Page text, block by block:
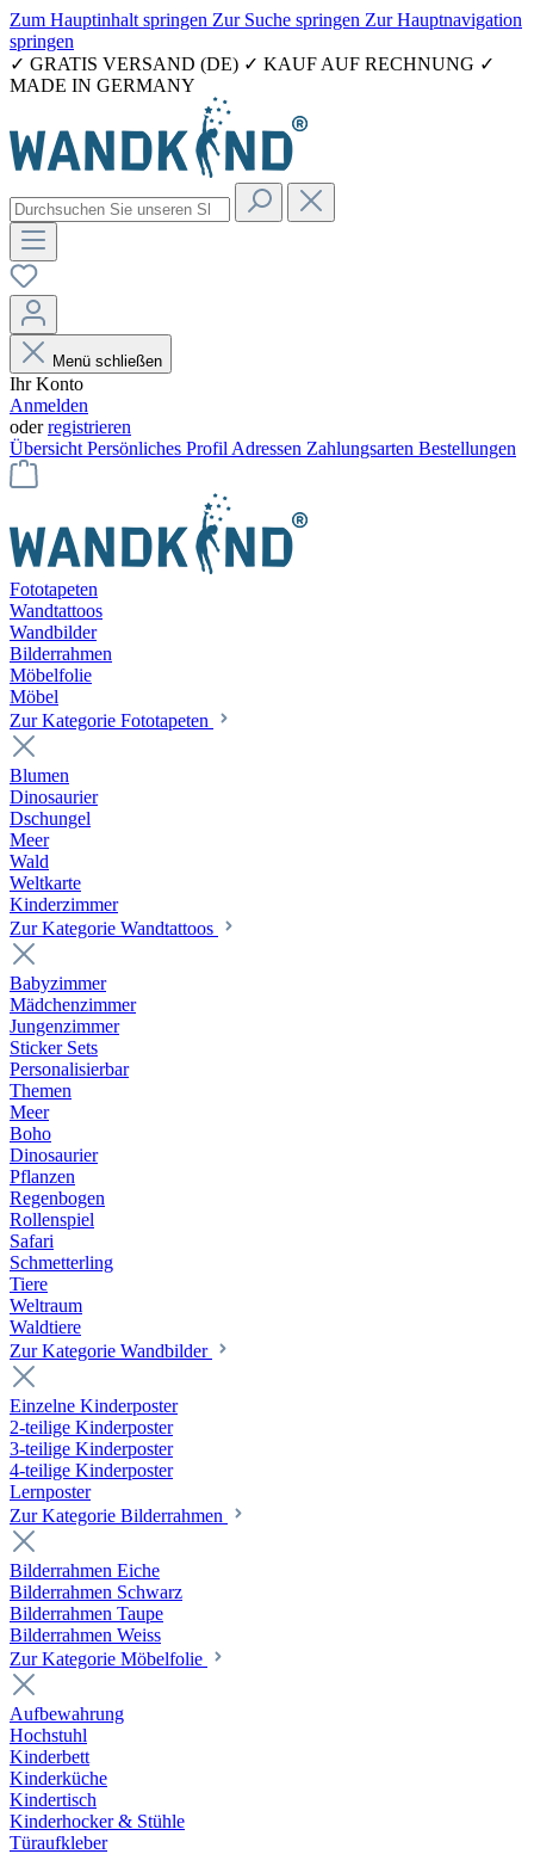
Zum Hauptinhalt springen Zur Suche springen Zur Hauptnavigation
springen
✓ GRATIS VERSAND (DE) ✓ KAUF AUF RECHNUNG ✓
MADE IN GERMANY
Menü schließen
Ihr Konto
Anmelden
oderregistrieren
Übersicht Persönliches Profil Adressen Zahlungsarten Bestellungen
Fototapeten
Wandtattoos
Wandbilder
Bilderrahmen
Möbelfolie
Möbel
Zur Kategorie Fototapeten
Blumen
Dinosaurier
Dschungel
Meer
Wald
Weltkarte
Kinderzimmer
Zur Kategorie Wandtattoos
Babyzimmer
Mädchenzimmer
Jungenzimmer
Sticker Sets
Personalisierbar
Themen
Meer
Boho
Dinosaurier
Pflanzen
Regenbogen
Rollenspiel
Safari
Schmetterling
Tiere
Weltraum
Waldtiere
Zur Kategorie Wandbilder
Einzelne Kinderposter
2-teilige Kinderposter
3-teilige Kinderposter
4-teilige Kinderposter
Lernposter
Zur Kategorie Bilderrahmen
Bilderrahmen Eiche
Bilderrahmen Schwarz
Bilderrahmen Taupe
Bilderrahmen Weiss
Zur Kategorie Möbelfolie
Aufbewahrung
Hochstuhl
Kinderbett
Kinderküche
Kindertisch
Kinderhocker & Stühle
Türaufkleber